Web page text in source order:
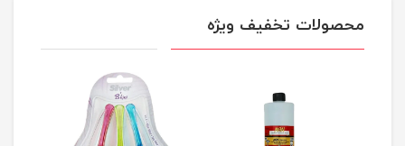
محصولات تخفیف ویژه